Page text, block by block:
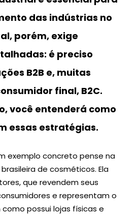
das indústrias no
porém, exige
é preciso
B2B e, muitas
final, B2C.
você entenderá como
essas estratégias.
exemplo concreto pense na
de cosméticos. Ela
que revendem seus
e representam o
como possui lojas físicas e